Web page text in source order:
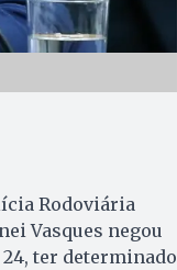
Rodoviária
Vasques negou
ter determinado